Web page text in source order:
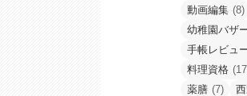
動画編集 (8)
幼稚園バザ
手帳レビュ
料理資格
薬膳 (7)